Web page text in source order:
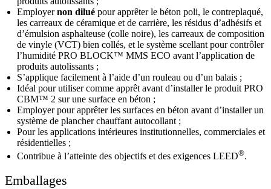
Employernon dilué pour apprêter le béton poli, le contreplaqué,
les carreaux de céramique et de carrière, les résidus d’adhésifs et
d’émulsion asphalteuse (colle noire), les carreaux de composition
de vinyle (VCT) bien collés, et le système scellant pour contrôler
l’humidité PRO BLOCK™ MMS ECO avant l’application de
produits autolissants ;
S’applique facilement à l’aide d’un rouleau ou d’un balais ;
Idéal pour utiliser comme apprêt avant d’installer le produit PRO
CBM™ 2 sur une surface en béton ;
Employer pour apprêter les surfaces en béton avant d’installer un
système de plancher chauffant autocollant ;
Pour les applications intérieures institutionnelles, commerciales et
résidentielles ;
Contribue à l’atteinte des objectifs et des exigences LEED®.
Emballages